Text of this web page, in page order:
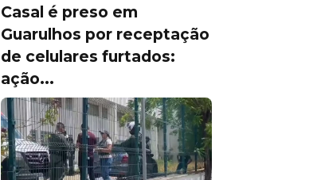
Casal é preso em
Guarulhos por receptação
de celulares furtados:
ação...